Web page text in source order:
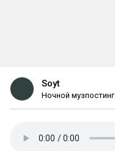
Soyt
Ночной музпостинг